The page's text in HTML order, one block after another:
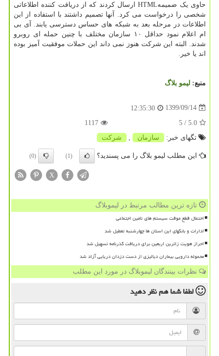
حاوی یک ضمیمهHTML ارسال کردند که از دریافت کننده اطلاعاتی
شخصی را درخواست می کرد. آنها تصمیم داشتند با استفاده از این
اطلاعات در مرحله بعد به شبکه های حساس دسترسی یابند. آی بی
ام اعلام نمود حداقل ۱۰ سازمان مختلف با چنین حمله ای روبرو
شدند. البته این شرکت هنوز نمی داند این حملات موفقیت آمیز بوده
اند یا خیر.
منبع: لیمو بلاگ
1399/09/14
12:35:30
5.0
/ 5
1117
تگهای خبر:
سازمان شركت
این مطلب لیمو بلاگ را می پسندید؟ (1)
(0)
X
تازه ترین مطالب مرتبط در لیموبلاگ
احتمال قطع موقت سیستم های تامین اجتماعی
ادارات و بانکهای این استان ها چهارشنبه تعطیل شد
احراز هویت زائرین اربعین برای دریافت گذرنامه تسهیل شد
محموله دارویی بیماران دیالیزی از دست دزدان دریایی آزاد شد
نظرات بینندگان لیموبلاگ در مورد این مطلب
لطفا شما همنظر دهید